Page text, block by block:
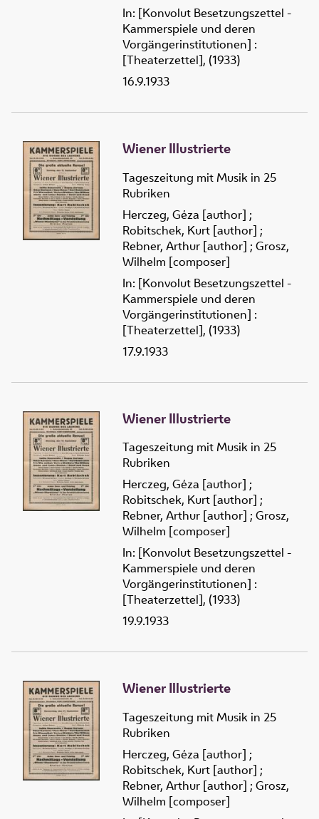
In: [Konvolut Besetzungszettel -
Kammerspiele und deren
Vorgängerinstitutionen] :
[Theaterzettel], (1933)
16.9.1933
Wiener Illustrierte
Tageszeitung mit Musik in 25
Rubriken
Herczeg, Géza [author] ;
Robitschek, Kurt [author] ;
Rebner, Arthur [author] ; Grosz,
Wilhelm [composer]
In: [Konvolut Besetzungszettel -
Kammerspiele und deren
Vorgängerinstitutionen] :
[Theaterzettel], (1933)
17.9.1933
Wiener Illustrierte
Tageszeitung mit Musik in 25
Rubriken
Herczeg, Géza [author] ;
Robitschek, Kurt [author] ;
Rebner, Arthur [author] ; Grosz,
Wilhelm [composer]
In: [Konvolut Besetzungszettel -
Kammerspiele und deren
Vorgängerinstitutionen] :
[Theaterzettel], (1933)
19.9.1933
Wiener Illustrierte
Tageszeitung mit Musik in 25
Rubriken
Herczeg, Géza [author] ;
Robitschek, Kurt [author] ;
Rebner, Arthur [author] ; Grosz,
Wilhelm [composer]